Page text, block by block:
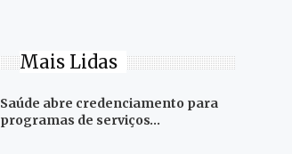
Mais Lidas
Saúde abre credenciamento para
programas de serviços…